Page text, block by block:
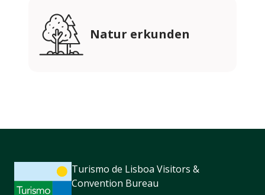
Natur erkunden
Turismo de Lisboa Visitors &
Convention Bureau